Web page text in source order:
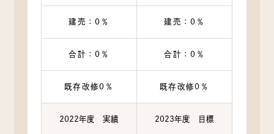
建売：0％ 建売：0％
合計：0％ 合計：0％
既存改修0％ 既存改修0％
2022年度 実績 2023年度 目標